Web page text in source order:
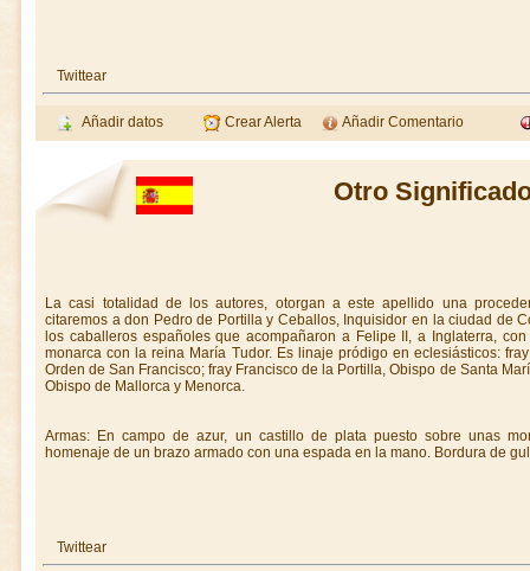
Twittear
Añadir datos Crear Alerta Añadir Comentario
Otro
La casi totalidad de los autores, otorgan a este apellido una
citaremos a don Pedro de Portilla y Ceballos, Inquisidor en la ciudad de
los caballeros españoles que acompañaron a Felipe II, a Inglaterra,
monarca con la reina María Tudor. Es linaje pródigo en eclesiásticos:
Orden de San Francisco; fray Francisco de la Portilla, Obispo de Santa
Obispo de Mallorca y Menorca.
Armas: En campo de azur, un castillo de plata puesto sobre unas
homenaje de un brazo armado con una espada en la mano. Bordura de
Twittear